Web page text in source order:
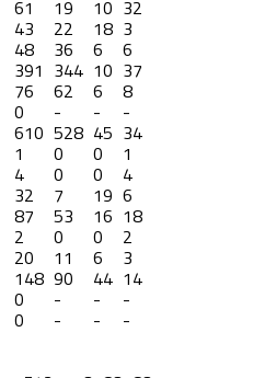
61 19 10 32
43 22 18 3
48 36 6 6
391 344 10 37
76 62 6 8
0 - - -
610 528 45 34
1 0 0 1
4 0 0 4
32 7 19 6
87 53 16 18
2 0 0 2
20 11 6 3
148 90 44 14
0 - - -
0 - - -